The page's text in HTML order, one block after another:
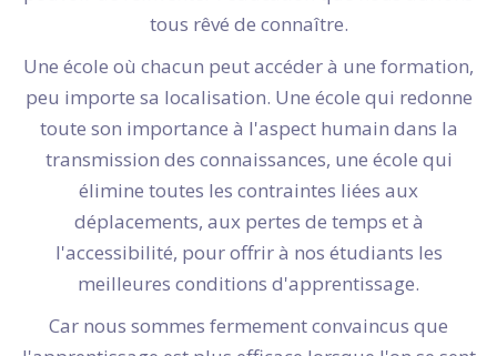
tous rêvé de connaître.
Une école où chacun peut accéder à une formation,
peu importe sa localisation. Une école qui redonne
toute son importance à l'aspect humain dans la
transmission des connaissances, une école qui
élimine toutes les contraintes liées aux
déplacements, aux pertes de temps et à
l'accessibilité, pour offrir à nos étudiants les
meilleures conditions d'apprentissage.
Car nous sommes fermement convaincus que